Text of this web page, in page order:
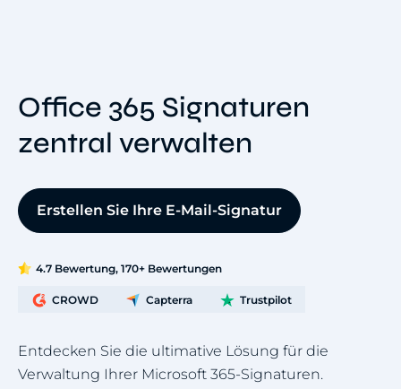
Office 365 Signaturen
zentral verwalten
Erstellen Sie Ihre E-Mail-Signatur
4.7 Bewertung, 170+ Bewertungen
CROWD Capterra Trustpilot
Entdecken Sie die ultimative Lösung für die
Verwaltung Ihrer Microsoft 365-Signaturen.